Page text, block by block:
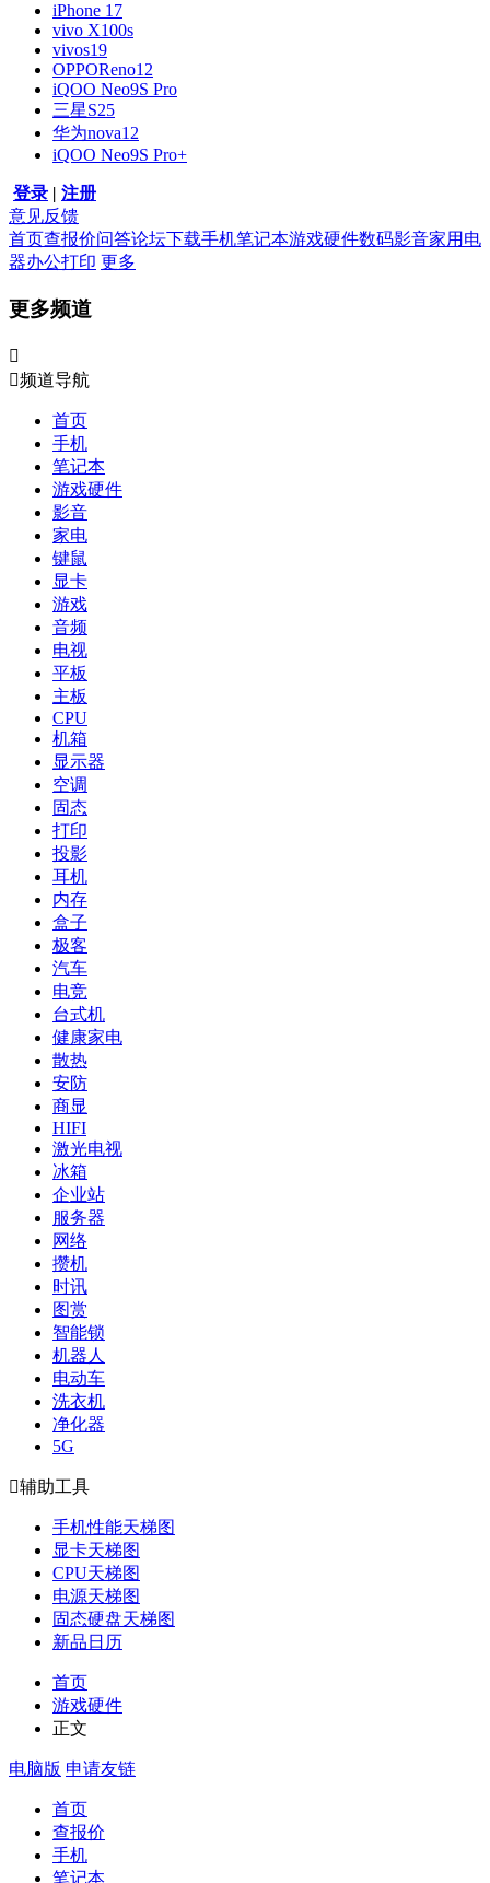
iPhone 17
vivo X100s
vivos19
OPPOReno12
iQOO Neo9S Pro
三星S25
华为nova12
iQOO Neo9S Pro+
登录 | 注册
意见反馈
首页查报价问答论坛下载手机笔记本游戏硬件数码影音家用电
器办公打印 更多
更多频道

频道导航
首页
手机
笔记本
游戏硬件
影音
家电
键鼠
显卡
游戏
音频
电视
平板
主板
CPU
机箱
显示器
空调
固态
打印
投影
耳机
内存
盒子
极客
汽车
电竞
台式机
健康家电
散热
安防
商显
HIFI
激光电视
冰箱
企业站
服务器
网络
攒机
时讯
图赏
智能锁
机器人
电动车
洗衣机
净化器
5G
辅助工具
手机性能天梯图
显卡天梯图
CPU天梯图
电源天梯图
固态硬盘天梯图
新品日历
首页
游戏硬件
正文
电脑版 申请友链
首页
查报价
手机
笔记本